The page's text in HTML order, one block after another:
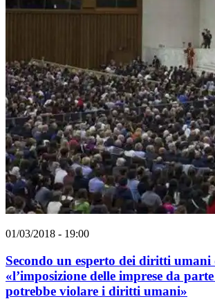
01/03/2018 - 19:00
Secondo un esperto dei diritti umani
«l’imposizione delle imprese da
potrebbe violare i diritti umani»